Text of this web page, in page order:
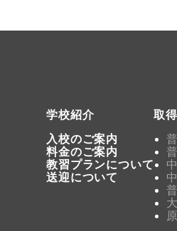
学校紹介
入校のご案内
料金のご案内
教習プランについて
送迎について
取